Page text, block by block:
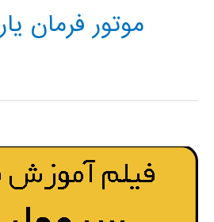
موتور فرمان یار